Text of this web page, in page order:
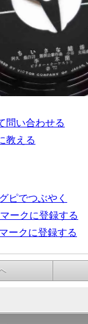
問い合わせる
教える
ピでつぶやく
ークに登録する
ークに登録する